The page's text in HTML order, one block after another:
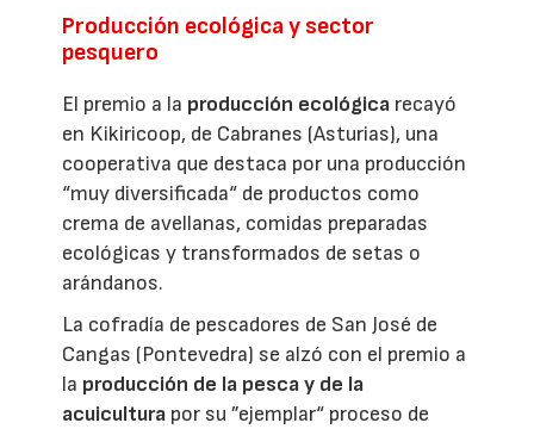
Producción ecológica y sector
pesquero
El premio a la producción ecológica recayó
en Kikiricoop, de Cabranes (Asturias), una
cooperativa que destaca por una producción
“muy diversificada“ de productos como
crema de avellanas, comidas preparadas
ecológicas y transformados de setas o
arándanos.
La cofradía de pescadores de San José de
Cangas (Pontevedra) se alzó con el premio a
la producción de la pesca y de la
acuicultura por su ”ejemplar“ proceso de